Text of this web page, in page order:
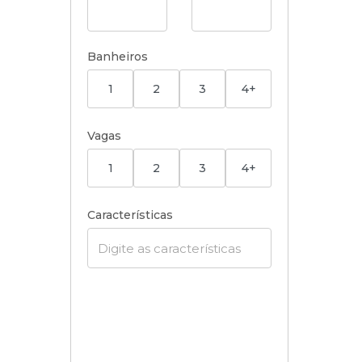
Banheiros
1 2 3 4+
Vagas
1 2 3 4+
Características